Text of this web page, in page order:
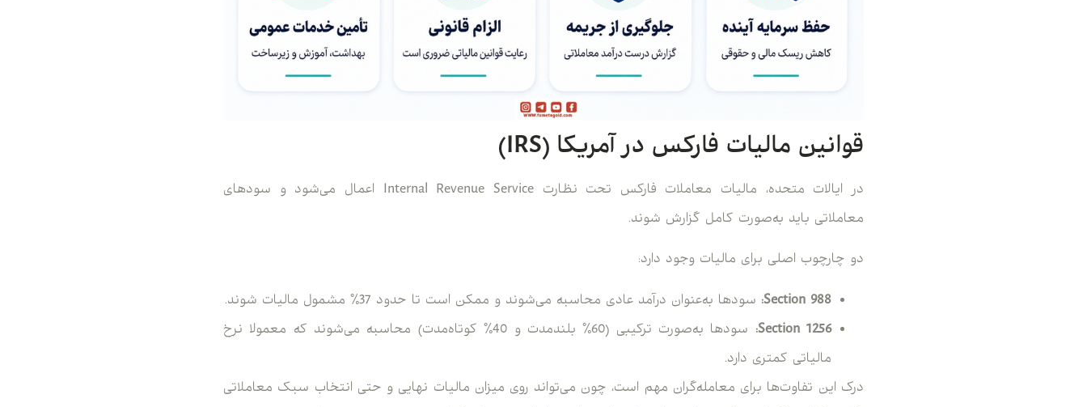
قوانین مالیات فارکس در آمریکا (IRS)
در ایالات متحده، مالیات معاملات فارکس تحت نظارت Internal Revenue Service اعمال می‌شود و سودهای
معاملاتی باید به‌صورت کامل گزارش شوند.
دو چارچوب اصلی برای مالیات وجود دارد:
Section 988: سودها به‌عنوان درآمد عادی محاسبه می‌شوند و ممکن است تا حدود 37٪ مشمول مالیات شوند.
Section 1256:
سودها به‌صورت ترکیبی (60٪ بلندمدت و 40٪ کوتاه‌مدت) محاسبه می‌شوند که معمولا نرخ
مالیاتی کمتری دارد.
درک این تفاوت‌ها برای معامله‌گران مهم است، چون می‌تواند روی میزان مالیات نهایی و حتی انتخاب سبک معاملاتی